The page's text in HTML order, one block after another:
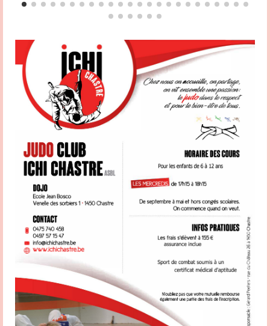
ou d’encadrement de mineurs ait accompli les formalités de présentation de
l’extrait de casier judiciaire ; – D’assurer la promotion du Code d’éthique sportive
relevant de l’éthique sportive ainsi que toutes les initiatives prises par son cercle
en vue de promouvoir l’éthique sportive ; – D’assurer la promotion ou
l’implémentation des actions menées par la Fédération. Votre contact est Patrick
Hamande Partagez la page